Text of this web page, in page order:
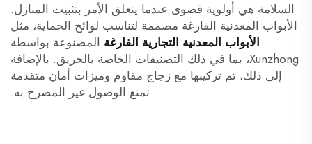
السلامة هي أولوية قصوى عندما يتعلق الأمر بتثبيت المنازل.
الأبواب المعدنية الفارغة مصممة لتناسب لوائح الحماية، مثل
الأبواب المعدنية التجارية الفارغة المصنوعة بواسطة
Xunzhong، بما في ذلك التصنيفات الخاصة بالحريق. بالإضافة
إلى ذلك، تم تركيبها مع زجاج مقاوم وميزات أمان متقدمة
تمنع الوصول غير المصرح به.